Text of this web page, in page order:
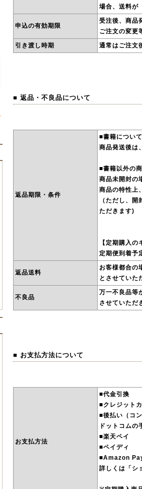
場合、送料が
申込の有効期限
受注後、商品
ご注文の変更
引き渡し時期
通常はご注文
■ 返品・不良品について
返品期限・条件
■書籍について
商品発送後は
■書籍以外の
商品未開封の
商品の特性上
（ただし、
ただきます)
【定期購入の
定期便到着予
返品送料
お客様都合の
とさせていた
不良品
万一不良品等
させていただ
■ お支払方法について
お支払方法
■代金引換
■クレジット
■後払い（コ
ドットコムの
■楽天ペイ
■ペイディ
■Amazon
詳しくは「シ